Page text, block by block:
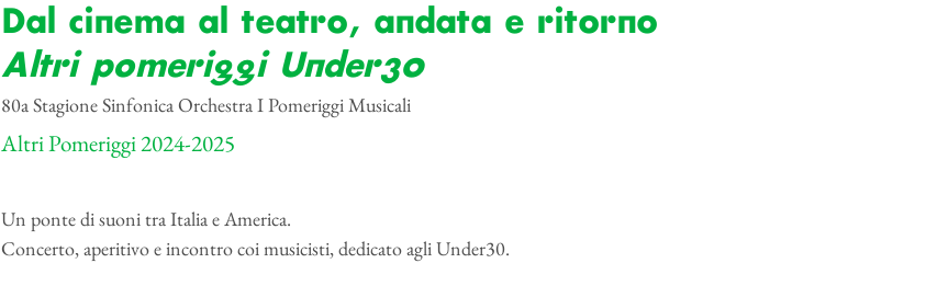
Dal cinema al teatro, andata e ritorno
Altri pomeriggi Under30
80a Stagione Sinfonica Orchestra I Pomeriggi Musicali
Altri Pomeriggi 2024-2025
Un ponte di suoni tra Italia e America.
Concerto, aperitivo e incontro coi musicisti, dedicato agli Under30.